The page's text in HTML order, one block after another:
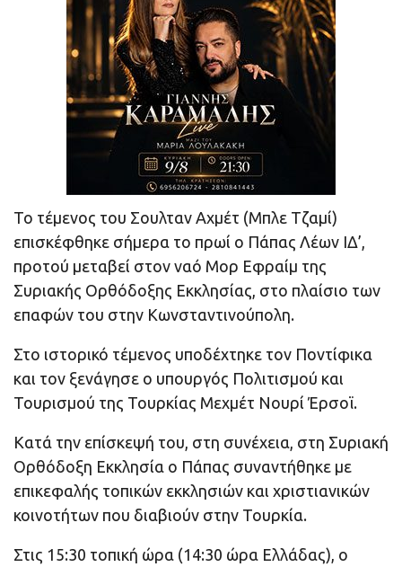
Το τέμενος του Σουλταν Αχμέτ (Μπλε Τζαμί)
επισκέφθηκε σήμερα το πρωί ο Πάπας Λέων ΙΔ’,
προτού μεταβεί στον ναό Μορ Εφραίμ της
Συριακής Ορθόδοξης Εκκλησίας, στο πλαίσιο των
επαφών του στην Κωνσταντινούπολη.
Στο ιστορικό τέμενος υποδέχτηκε τον Ποντίφικα
και τον ξενάγησε ο υπουργός Πολιτισμού και
Τουρισμού της Τουρκίας Μεχμέτ Νουρί Έρσοϊ.
Κατά την επίσκεψή του, στη συνέχεια, στη Συριακή
Ορθόδοξη Εκκλησία ο Πάπας συναντήθηκε με
επικεφαλής τοπικών εκκλησιών και χριστιανικών
κοινοτήτων που διαβιούν στην Τουρκία.
Στις 15:30 τοπική ώρα (14:30 ώρα Ελλάδας), ο